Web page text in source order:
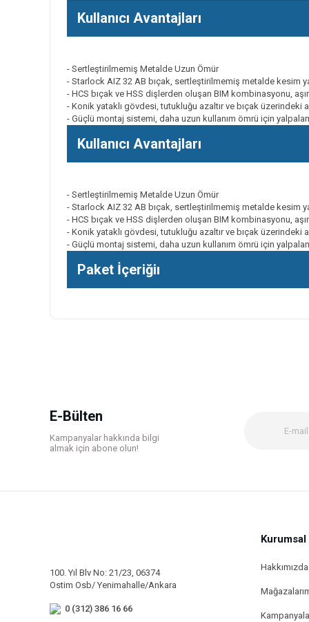
Kullanıcı Avantajları
- Sertleştirilmemiş Metalde Uzun Ömür
- Starlock AIZ 32 AB bıçak, sertleştirilmemiş metalde kesim
- HCS bıçak ve HSS dişlerden oluşan BIM kombinasyonu,
- Konik yataklı gövdesi, tutukluğu azaltır ve bıçak üzerindeki
- Güçlü montaj sistemi, daha uzun kullanım ömrü için
Kullanıcı Avantajları
- Sertleştirilmemiş Metalde Uzun Ömür
- Starlock AIZ 32 AB bıçak, sertleştirilmemiş metalde kesim
- HCS bıçak ve HSS dişlerden oluşan BIM kombinasyonu,
- Konik yataklı gövdesi, tutukluğu azaltır ve bıçak üzerindeki
- Güçlü montaj sistemi, daha uzun kullanım ömrü için
Paket İçeriğiı
Bu ürünün fiyat bilgisi, resim, ürün açıklamalarında ve diğer
Bu ürüne benzer farklı alternatifler olmalı.
E-Bülten
Kampanyalar hakkında bilgi
almak için abone olun!
100. Yıl Blv No: 21/23, 06374
Ostim Osb/ Yenimahalle/Ankara
0 (312) 386 16 66
Kurumsal
Hakkımızda